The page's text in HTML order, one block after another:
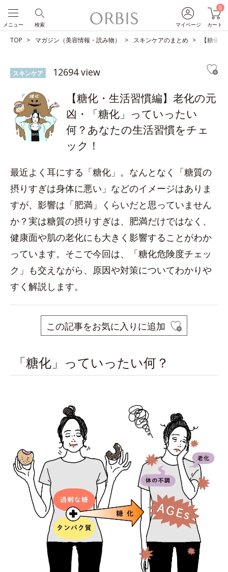
マイページ
0
カート
検索
メニュー
TOP マガジン（美容情報・読み物） スキンケアのまとめ 【糖化
スキンケア 12694 view
【糖化・生活習慣編】老化の元
凶・「糖化」っていったい
何？あなたの生活習慣をチェ
ック！
最近よく耳にする「糖化」。なんとなく「糖質の
摂りすぎは身体に悪い」などのイメージはありま
すが、影響は「肥満」くらいだと思っていません
か？実は糖質の摂りすぎは、肥満だけではなく、
健康面や肌の老化にも大きく影響することがわか
っています。そこで今回は、「糖化危険度チェッ
ク」も交えながら、原因や対策についてわかりや
すく解説します。
この記事をお気に入りに追加
「糖化」っていったい何？